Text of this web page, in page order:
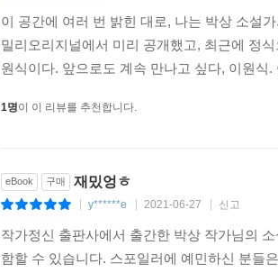
이 공간에 여러 번 밝힌 대로, 나는 박상 소설
밀리오리지널에서 미리 공개했고, 최근에 정
원식이다. 앞으로도 계속 만나고 싶다, 이원
1명이 이 리뷰를 추천합니다.
eBook 구매 재밌엉ㅎ
y******e 2021-06-27 신고
작가정신 출판사에서 출간한 박상 작가님의
함할 수 있습니다. 스포일러에 예민하신 분들